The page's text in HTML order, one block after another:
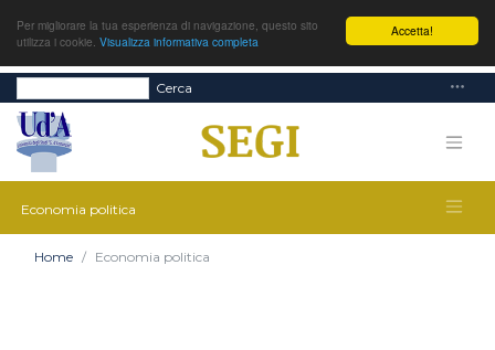
Accetta!
Per migliorare la tua esperienza di navigazione, questo sito
utilizza i cookie. Visualizza informativa completa
Cerca
Economia politica
Home Economia politica